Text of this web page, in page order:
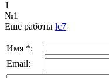
1
№1
Еше работы lc7
Имя *:
Email: